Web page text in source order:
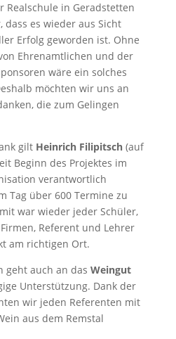
Realschule in Geradstetten
es wieder aus Sicht
Erfolg geworden ist. Ohne
Ehrenamtlichen und der
wäre ein solches
möchten wir uns an
die zum Gelingen
gilt Heinrich Filipitsch(auf
Beginn des Projektes im
verantwortlich
Tag über 600 Termine zu
war wieder jeder Schüler,
Referent und Lehrer
am richtigen Ort.
geht auch an das Weingut
Unterstützung. Dank der
wir jeden Referenten mit
aus dem Remstal